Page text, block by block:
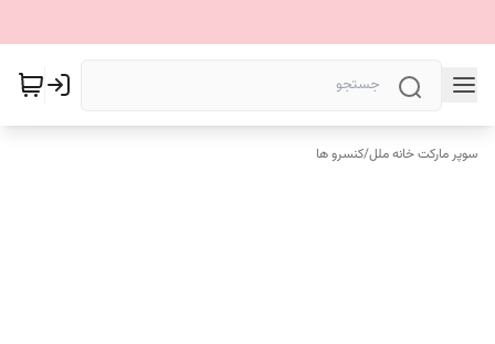
سوپر مارکت خانه ملل/کنسرو ها